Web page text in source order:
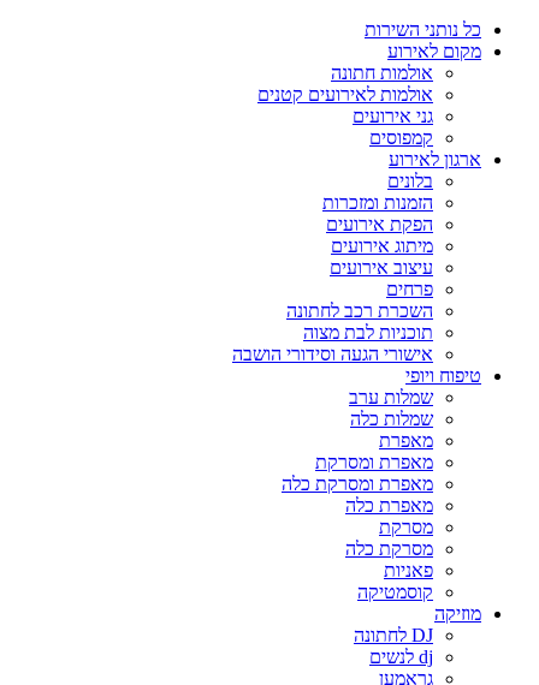
כל נותני השירות
מקום לאירוע
אולמות חתונה
אולמות לאירועים קטנים
גני אירועים
קמפוסים
ארגון לאירוע
בלונים
הזמנות ומזכרות
הפקת אירועים
מיתוג אירועים
עיצוב אירועים
פרחים
השכרת רכב לחתונה
תוכניות לבת מצוה
אישורי הגעה וסידורי הושבה
טיפוח ויופי
שמלות ערב
שמלות כלה
מאפרת
מאפרת ומסרקת
מאפרת ומסרקת כלה
מאפרת כלה
מסרקת
מסרקת כלה
פאניות
קוסמטיקה
מוזיקה
DJ לחתונה
dj לנשים
גראמען